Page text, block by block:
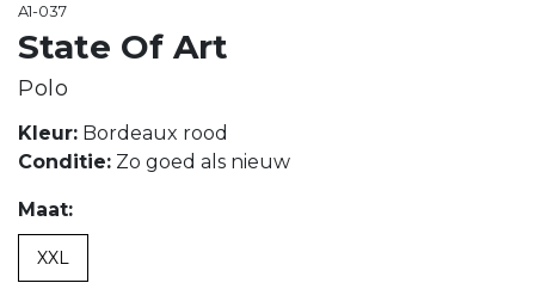
A1-037
State Of Art
Polo
Kleur: Bordeaux rood
Conditie: Zo goed als nieuw
Maat:
XXL